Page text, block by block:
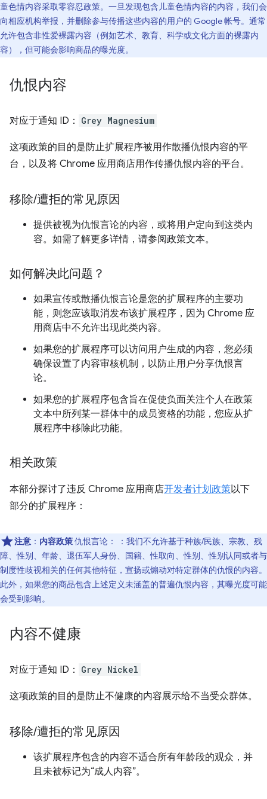
童色情内容采取零容忍政策。一旦发现包含儿童色情内容的内容，我们会
向相应机构举报，并删除参与传播这些内容的用户的 Google 帐号。通常
允许包含非性爱裸露内容（例如艺术、教育、科学或文化方面的裸露内
容），但可能会影响商品的曝光度。
仇恨内容
对应于通知 ID： Grey Magnesium
这项政策的目的是防止扩展程序被用作散播仇恨内容的平
台，以及将 Chrome 应用商店用作传播仇恨内容的平台。
移除/遭拒的常见原因
提供被视为仇恨言论的内容，或将用户定向到这类内
容。如需了解更多详情，请参阅政策文本。
如何解决此问题？
如果宣传或散播仇恨言论是您的扩展程序的主要功
能，则您应该取消发布该扩展程序，因为 Chrome 应
用商店中不允许出现此类内容。
如果您的扩展程序可以访问用户生成的内容，您必须
确保设置了内容审核机制，以防止用户分享仇恨言
论。
如果您的扩展程序包含旨在促使负面关注个人在政策
文本中所列某一群体中的成员资格的功能，您应从扩
展程序中移除此功能。
相关政策
本部分探讨了违反 Chrome 应用商店开发者计划政策以下
部分的扩展程序：
注意 ： 内容政策仇恨言论： ：我们不允许基于种族/民族、宗教、残
障、性别、年龄、退伍军人身份、国籍、性取向、性别、性别认同或者与
制度性歧视相关的任何其他特征，宣扬或煽动对特定群体的仇恨的内容。
此外，如果您的商品包含上述定义未涵盖的普遍仇恨内容，其曝光度可能
会受到影响。
内容不健康
对应于通知 ID： Grey Nickel
这项政策的目的是防止不健康的内容展示给不当受众群体。
移除/遭拒的常见原因
该扩展程序包含的内容不适合所有年龄段的观众，并
且未被标记为“成人内容”。